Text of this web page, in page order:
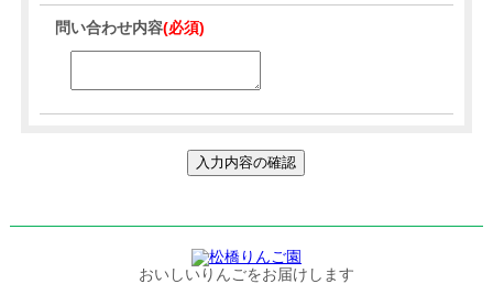
問い合わせ内容(必須)
おいしいりんごをお届けします